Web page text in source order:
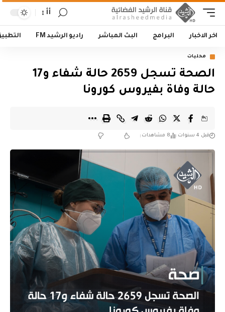
أأ
اخر الاخبار البرامج البث المباشر راديو الرشيد FM
محليات
الصحة تسجل 2659 حالة شفاء و17
حالة وفاة بفيروس كورونا
قبل 4 سنوات 8 مشاهدات